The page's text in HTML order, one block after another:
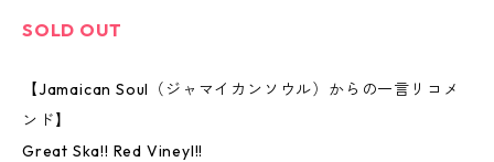
SOLD OUT
【Jamaican Soul（ジャマイカンソウル）からの一言リコメ
ンド】
Great Ska!! Red Vineyl!!